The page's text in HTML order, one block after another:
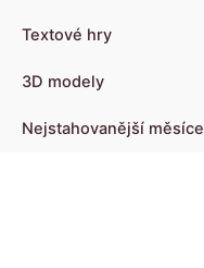
Textové hry
3D modely
Nejstahovanější měsíce